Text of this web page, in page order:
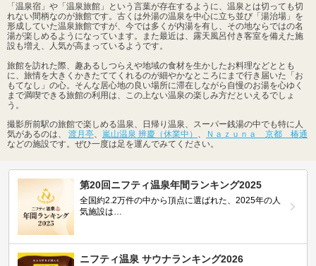
「温泉宿」や「温泉旅館」という言葉が存在するように、温泉とは切っても切
れない間柄なのが旅館です。古くは外湯の温泉を中心に立ち並び「湯治場」を
形成していた温泉旅館ですが、今では多くが内湯を有し、その地ならではの名
湯が楽しめるようになっています。また最近は、露天風呂付き客室を備えた施
設も増え、人気が高まっているようです。
旅館を訪れた際、趣あるしつらえや地域の食材を生かしたお料理などととも
に、旅情を大きくかきたててくれるのが細やかなところにまで行き届いた「お
もてなし」の心。そんな居心地の良い場所に滞在しながら自慢のお湯を心ゆく
まで満喫できる旅館の利用は、この上ない温泉の楽しみ方だといえるでしょ
う。
撮影所前駅の旅館で楽しめる温泉、日帰り温泉、スーパー銭湯の中でも特に人
気があるのは、 渡月亭、 嵐山温泉 辨慶（休業中） 、
Ｎａｚｕｎａ 京都 椿通
などの施設です。ぜひ一度は足を運んでみてください。
第20回ニフティ温泉年間ランキング2025
全国約2.2万件の中から頂点に選ばれた、2025年の人
気施設は…
ニフティ温泉 サウナランキング2026